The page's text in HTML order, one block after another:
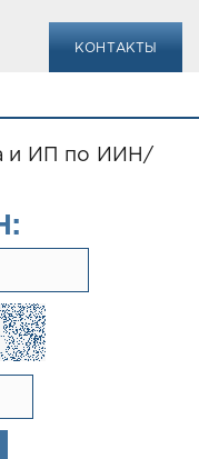
КОНТАКТЫ
и ИП по ИИН/